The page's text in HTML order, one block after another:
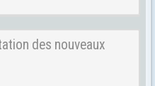
des nouveaux